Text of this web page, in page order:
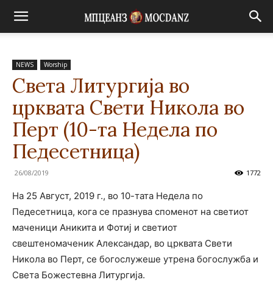
NEWS Worship
Света Литургија во
црквата Свети Никола во
Перт (10-та Недела по
Педесетница)
26/08/2019 1772
На 25 Август, 2019 г., во 10-тата Недела по
Педесетница, кога се празнува споменот на светиот
маченици Аникита и Фотиј и светиот
свештеномаченик Александар, во црквата Свети
Никола во Перт, се богослужеше утрена богослужба и
Света Божестевна Литургија.